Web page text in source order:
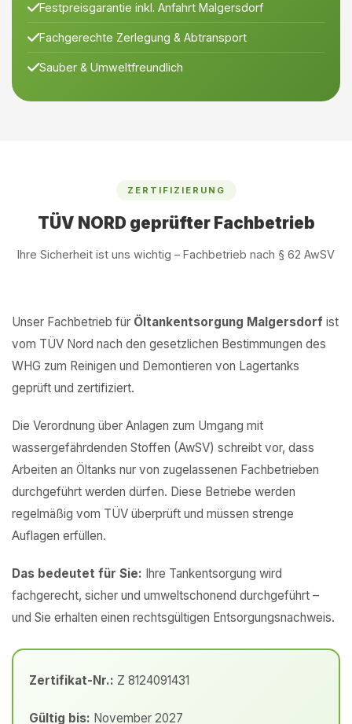
Festpreisgarantie inkl. Anfahrt Malgersdorf
Fachgerechte Zerlegung & Abtransport
Sauber & Umweltfreundlich
ZERTIFIZIERUNG
TÜV NORD geprüfter Fachbetrieb
Ihre Sicherheit ist uns wichtig – Fachbetrieb nach § 62 AwSV
Unser Fachbetrieb für Öltankentsorgung Malgersdorf ist
vom TÜV Nord nach den gesetzlichen Bestimmungen des
WHG zum Reinigen und Demontieren von Lagertanks
geprüft und zertifiziert.
Die Verordnung über Anlagen zum Umgang mit
wassergefährdenden Stoffen (AwSV) schreibt vor, dass
Arbeiten an Öltanks nur von zugelassenen Fachbetrieben
durchgeführt werden dürfen. Diese Betriebe werden
regelmäßig vom TÜV überprüft und müssen strenge
Auflagen erfüllen.
Das bedeutet für Sie: Ihre Tankentsorgung wird
fachgerecht, sicher und umweltschonend durchgeführt –
und Sie erhalten einen rechtsgültigen Entsorgungsnachweis.
Zertifikat-Nr.: Z 8124091431
Gültig bis: November 2027